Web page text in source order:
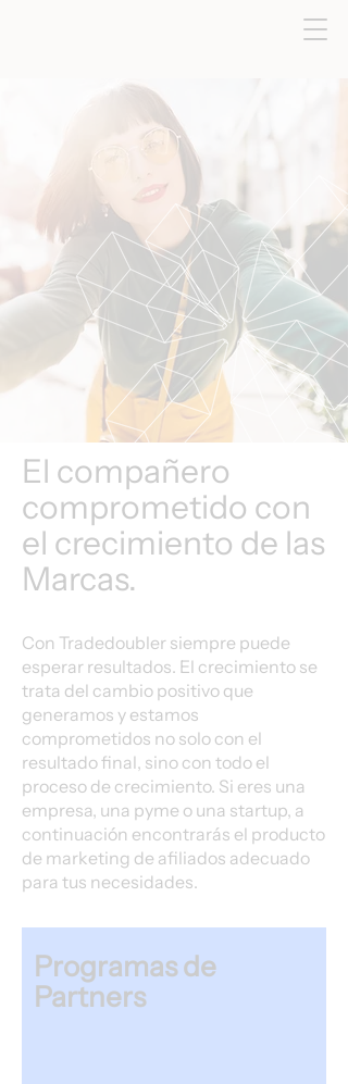
El compañero
comprometido con
el crecimiento de las
Marcas.
Con Tradedoubler siempre puede
esperar resultados. El crecimiento se
trata del cambio positivo que
generamos y estamos
comprometidos no solo con el
resultado final, sino con todo el
proceso de crecimiento. Si eres una
empresa, una pyme o una startup, a
continuación encontrarás el producto
de marketing de afiliados adecuado
para tus necesidades.
Programas de
Partners